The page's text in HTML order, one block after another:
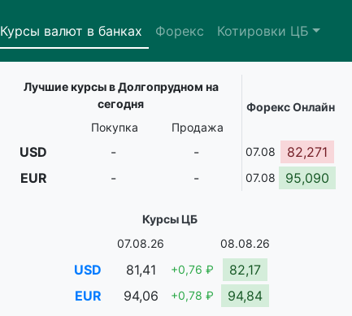
Курсы валют в банках Форекс Котировки ЦБ
Лучшие курсы в Долгопрудном на
сегодня
Форекс Онлайн
Покупка
Продажа
USD - - 07.08
82,271
EUR
- - 07.08 95,090
Курсы ЦБ
07.08.26
08.08.26
USD 81,41 +0,76 ₽
82,17
EUR
94,06 +0,78 ₽ 94,84